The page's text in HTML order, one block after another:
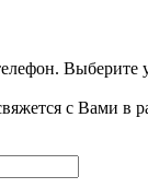
Выберите
с Вами в